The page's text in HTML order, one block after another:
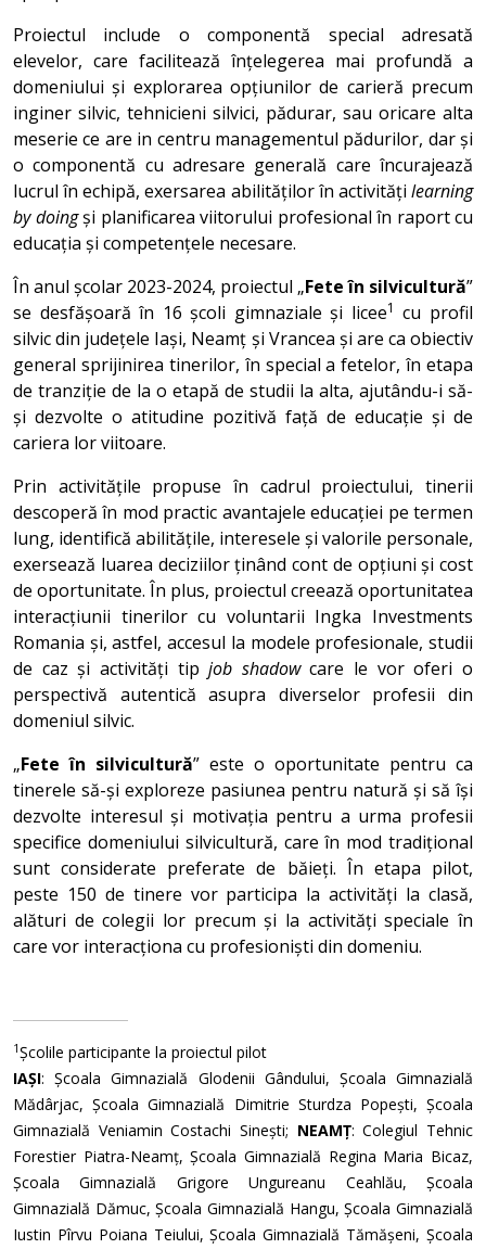
Proiectul include o componentă special adresată
elevelor, care facilitează înțelegerea mai profundă a
domeniului și explorarea opțiunilor de carieră precum
inginer silvic, tehnicieni silvici, pădurar, sau oricare alta
meserie ce are in centru managementul pădurilor, dar și
o componentă cu adresare generală care încurajează
lucrul în echipă, exersarea abilităților în activități learning
by doingși planificarea viitorului profesional în raport cu
educația și competențele necesare.
În anul școlar 2023-2024, proiectul „Fete în silvicultură”
se desfășoară în 16 școli gimnaziale și licee1 cu profil
silvic din județele Iași, Neamț și Vrancea și are ca obiectiv
general sprijinirea tinerilor, în special a fetelor, în etapa
de tranziție de la o etapă de studii la alta, ajutându-i să-
și dezvolte o atitudine pozitivă față de educație și de
cariera lor viitoare.
Prin activitățile propuse în cadrul proiectului, tinerii
descoperă în mod practic avantajele educației pe termen
lung, identifică abilitățile, interesele și valorile personale,
exersează luarea deciziilor ținând cont de opțiuni și cost
de oportunitate. În plus, proiectul creează oportunitatea
interacțiunii tinerilor cu voluntarii Ingka Investments
Romania și, astfel, accesul la modele profesionale, studii
de caz și activități tipjob shadowcare le vor oferi o
perspectivă autentică asupra diverselor profesii din
domeniul silvic.
„Fete în silvicultură” este o oportunitate pentru ca
tinerele să-și exploreze pasiunea pentru natură și să își
dezvolte interesul și motivația pentru a urma profesii
specifice domeniului silvicultură, care în mod tradițional
sunt considerate preferate de băieți. În etapa pilot,
peste 150 de tinere vor participa la activități la clasă,
alături de colegii lor precum și la activități speciale în
care vor interacționa cu profesioniști din domeniu.
1Școlile participante la proiectul pilot
IAȘI: Școala Gimnazială Glodenii Gândului, Școala Gimnazială
Mădârjac, Școala Gimnazială Dimitrie Sturdza Popești, Școala
Gimnazială Veniamin Costachi Sinești; NEAMȚ: Colegiul Tehnic
Forestier Piatra-Neamț, Școala Gimnazială Regina Maria Bicaz,
Școala Gimnazială Grigore Ungureanu Ceahlău, Școala
Gimnazială Dămuc, Școala Gimnazială Hangu, Școala Gimnazială
Iustin Pîrvu Poiana Teiului, Școala Gimnazială Tămășeni, Școala